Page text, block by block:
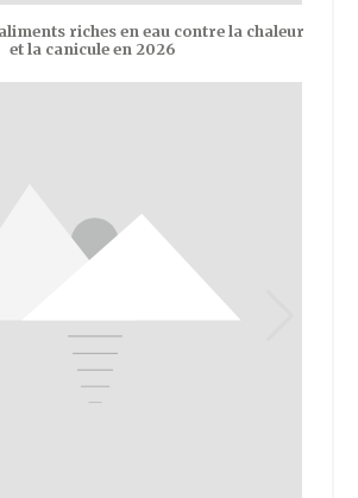
riches en eau contre la chaleur
et la canicule en 2026